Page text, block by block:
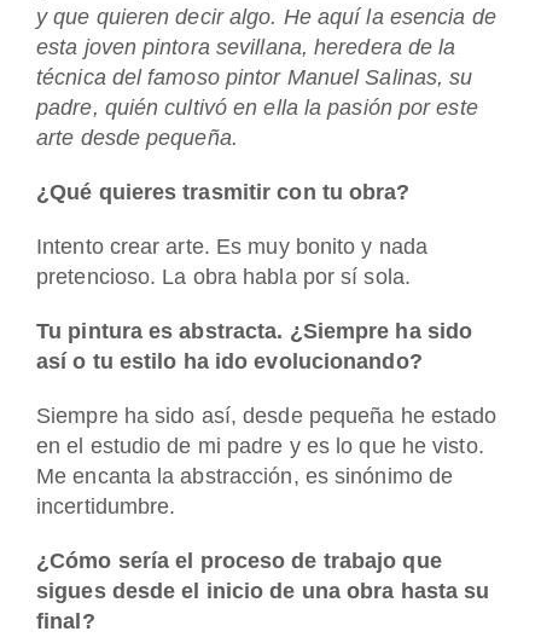
y que quieren decir algo. He aquí la esencia de
esta joven pintora sevillana, heredera de la
técnica del famoso pintor Manuel Salinas, su
padre, quién cultivó en ella la pasión por este
arte desde pequeña.
¿Qué quieres trasmitir con tu obra?
Intento crear arte. Es muy bonito y nada
pretencioso. La obra habla por sí sola.
Tu pintura es abstracta. ¿Siempre ha sido
así o tu estilo ha ido evolucionando?
Siempre ha sido así, desde pequeña he estado
en el estudio de mi padre y es lo que he visto.
Me encanta la abstracción, es sinónimo de
incertidumbre.
¿Cómo sería el proceso de trabajo que
sigues desde el inicio de una obra hasta su
final?